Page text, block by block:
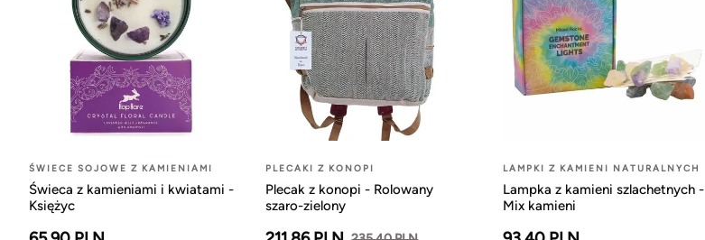
ŚWIECE SOJOWE Z KAMIENIAMI
Świeca z kamieniami i kwiatami -
Księżyc
PLECAKI Z KONOPI
Plecak z konopi - Rolowany
szaro-zielony
LAMPKI Z KAMIENI NATURALNYCH
Lampka z kamieni szlachetnych -
Mix kamieni